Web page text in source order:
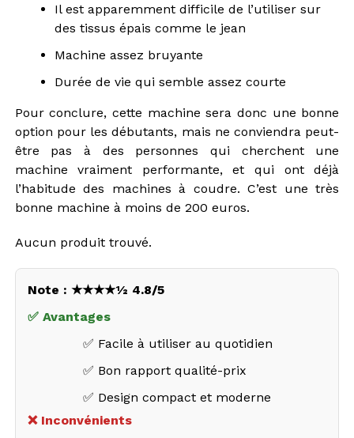
Il est apparemment difficile de l’utiliser sur
des tissus épais comme le jean
Machine assez bruyante
Durée de vie qui semble assez courte
Pour conclure, cette machine sera donc une bonne
option pour les débutants, mais ne conviendra peut-
être pas à des personnes qui cherchent une
machine vraiment performante, et qui ont déjà
l’habitude des machines à coudre. C’est une très
bonne machine à moins de 200 euros.
Aucun produit trouvé.
Note : ★★★★½ 4.8/5
✅ Avantages
✅ Facile à utiliser au quotidien
✅ Bon rapport qualité-prix
✅ Design compact et moderne
❌ Inconvénients